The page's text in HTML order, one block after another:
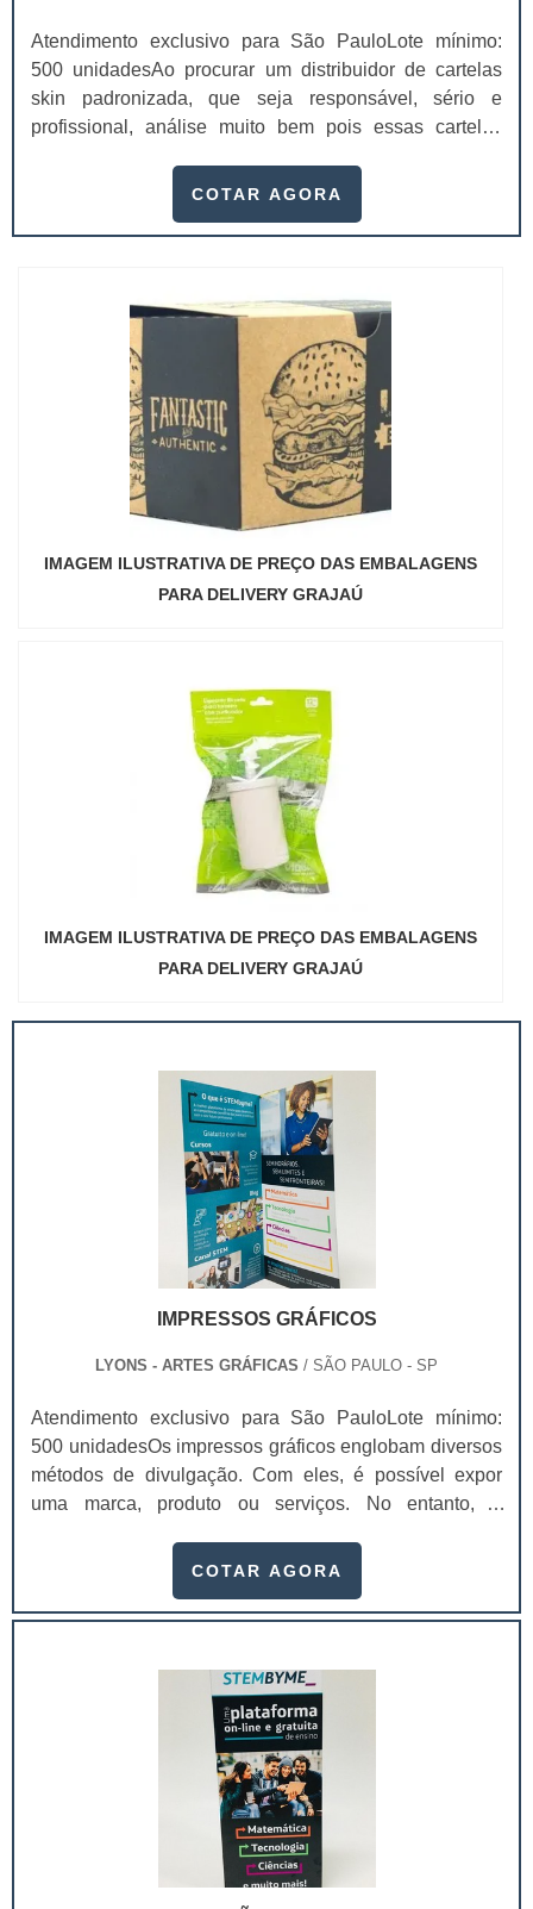
Atendimento exclusivo para São PauloLote mínimo:
500 unidadesAo procurar um distribuidor de cartelas
skin padronizada, que seja responsável, sério e
profissional, análise muito bem pois essas cartelas
produto.A busca por empresas sérias para adquirir esse
podem assegurar aos clientes características pontuais
COTAR AGORA
IMAGEM ILUSTRATIVA DE PREÇO DAS EMBALAGENS
PARA DELIVERY GRAJAÚ
IMAGEM ILUSTRATIVA DE PREÇO DAS EMBALAGENS
PARA DELIVERY GRAJAÚ
IMPRESSOS GRÁFICOS
LYONS - ARTES GRÁFICAS / SÃO PAULO - SP
Atendimento exclusivo para São PauloLote mínimo:
500 unidadesOs impressos gráficos englobam diversos
métodos de divulgação. Com eles, é possível expor
uma marca, produto ou serviços. No entanto, é
que, pela variedade, cada impresso gráfico se encaixa
divulgação. Exemplos de impressos
visita;Catálogo; Revistas; Folder; Flyers; Calendário de
mesa;Envelopes; Etiquetas; Entre outros. O cartão de
visita é uma das formas de divulgação. Ele é
responsável por criar uma identidade para a empresa e
se torna a marca de um profissional.O uso da peça é
recomendado para transmitir para o outro muito além
dos contatos de uma empresa, como por exemplo a
ideologia e os valores dela. Já o catálogo possibilita ao
cliente visualizar de forma ampla os serviços ou
COTAR AGORA